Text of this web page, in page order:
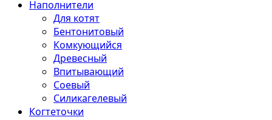
Наполнители
Для котят
Бентонитовый
Комкующийся
Древесный
Впитывающий
Соевый
Силикагелевый
Когтеточки